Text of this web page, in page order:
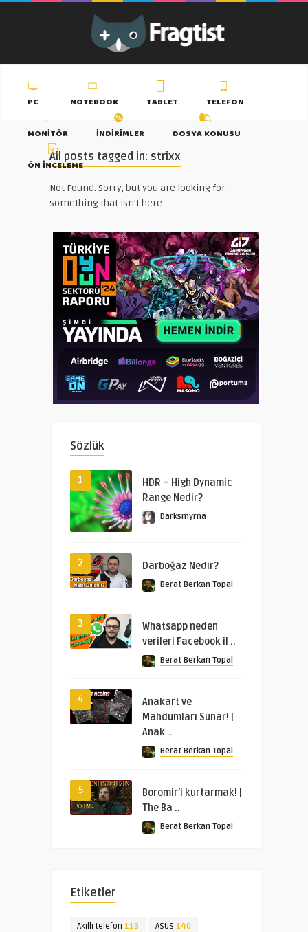
PC NOTEBOOK TABLET
TELEFON
MONITÖR
İNDIRIMLER
DOSYA KONUSU
ÖN İNCELEME
All posts tagged in: strixx
Not Found. Sorry, but you are looking for
something that isn't here.
Sözlük
1
HDR – High Dynamic
Range Nedir?
Darksmyrna
2 Darboğaz Nedir?
Berat Berkan Topal
3
Whatsapp neden
verileri Facebook il ..
Berat Berkan Topal
4
Anakart ve
Mahdumları Sunar! |
Anak ..
Berat Berkan Topal
5
Boromir’i kurtarmak! |
The Ba ..
Berat Berkan Topal
Etiketler
Akıllı telefon 113 ASUS 140